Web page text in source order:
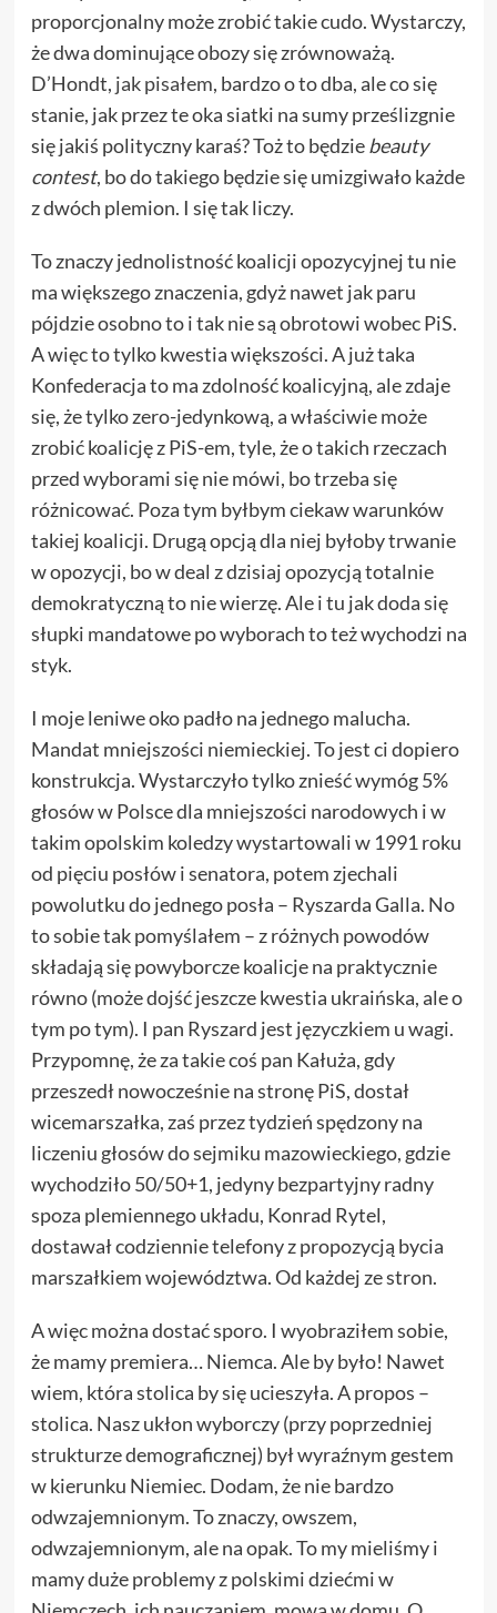
proporcjonalny może zrobić takie cudo. Wystarczy,
że dwa dominujące obozy się zrównoważą.
D’Hondt, jak pisałem, bardzo o to dba, ale co się
stanie, jak przez te oka siatki na sumy prześlizgnie
się jakiś polityczny karaś? Toż to będziebeauty
contest, bo do takiego będzie się umizgiwało każde
z dwóch plemion. I się tak liczy.
To znaczy jednolistność koalicji opozycyjnej tu nie
ma większego znaczenia, gdyż nawet jak paru
pójdzie osobno to i tak nie są obrotowi wobec PiS.
A więc to tylko kwestia większości. A już taka
Konfederacja to ma zdolność koalicyjną, ale zdaje
się, że tylko zero-jedynkową, a właściwie może
zrobić koalicję z PiS-em, tyle, że o takich rzeczach
przed wyborami się nie mówi, bo trzeba się
różnicować. Poza tym byłbym ciekaw warunków
takiej koalicji. Drugą opcją dla niej byłoby trwanie
w opozycji, bo w deal z dzisiaj opozycją totalnie
demokratyczną to nie wierzę. Ale i tu jak doda się
słupki mandatowe po wyborach to też wychodzi na
styk.
I moje leniwe oko padło na jednego malucha.
Mandat mniejszości niemieckiej. To jest ci dopiero
konstrukcja. Wystarczyło tylko znieść wymóg 5%
głosów w Polsce dla mniejszości narodowych i w
takim opolskim koledzy wystartowali w 1991 roku
od pięciu posłów i senatora, potem zjechali
powolutku do jednego posła – Ryszarda Galla. No
to sobie tak pomyślałem – z różnych powodów
składają się powyborcze koalicje na praktycznie
równo (może dojść jeszcze kwestia ukraińska, ale o
tym po tym). I pan Ryszard jest języczkiem u wagi.
Przypomnę, że za takie coś pan Kałuża, gdy
przeszedł nowocześnie na stronę PiS, dostał
wicemarszałka, zaś przez tydzień spędzony na
liczeniu głosów do sejmiku mazowieckiego, gdzie
wychodziło 50/50+1, jedyny bezpartyjny radny
spoza plemiennego układu, Konrad Rytel,
dostawał codziennie telefony z propozycją bycia
marszałkiem województwa. Od każdej ze stron.
A więc można dostać sporo. I wyobraziłem sobie,
że mamy premiera… Niemca. Ale by było! Nawet
wiem, która stolica by się ucieszyła. A propos –
stolica. Nasz ukłon wyborczy (przy poprzedniej
strukturze demograficznej) był wyraźnym gestem
w kierunku Niemiec. Dodam, że nie bardzo
odwzajemnionym. To znaczy, owszem,
odwzajemnionym, ale na opak. To my mieliśmy i
mamy duże problemy z polskimi dziećmi w